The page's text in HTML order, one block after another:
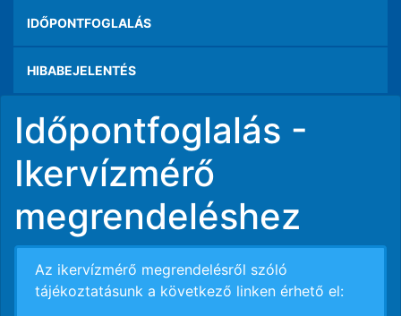
IDŐPONTFOGLALÁS
HIBABEJELENTÉS
Időpontfoglalás -
Ikervízmérő
megrendeléshez
Az ikervízmérő megrendelésről szóló
tájékoztatásunk a következő linken érhető el: